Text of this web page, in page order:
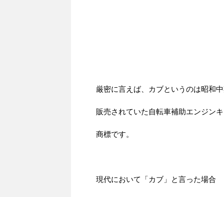
厳密に言えば、カブというのは昭和
販売されていた自転車補助エンジン
商標です。
現代において「カブ」と言った場合